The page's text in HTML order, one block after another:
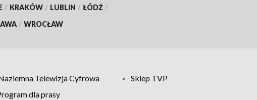
/ KRAKÓW / LUBLIN / ŁÓDŹ /
/ WROCŁAW
Telewizja Cyfrowa
Sklep TVP
dla prasy